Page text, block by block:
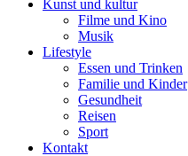
Kunst und kultur
Filme und Kino
Musik
Lifestyle
Essen und Trinken
Familie und Kinder
Gesundheit
Reisen
Sport
Kontakt